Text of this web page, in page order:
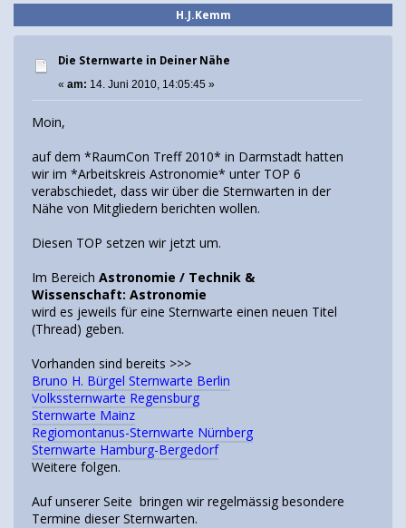
H.J.Kemm
Die Sternwarte in Deiner Nähe
« am: 14. Juni 2010, 14:05:45 »
Moin,
auf dem *RaumCon Treff 2010* in Darmstadt hatten
wir im *Arbeitskreis Astronomie* unter TOP 6
verabschiedet, dass wir über die Sternwarten in der
Nähe von Mitgliedern berichten wollen.
Diesen TOP setzen wir jetzt um.
Im Bereich Astronomie / Technik &
Wissenschaft: Astronomie
wird es jeweils für eine Sternwarte einen neuen Titel
(Thread) geben.
Vorhanden sind bereits >>>
Bruno H. Bürgel Sternwarte Berlin
Volkssternwarte Regensburg
Sternwarte Mainz
Regiomontanus-Sternwarte Nürnberg
Sternwarte Hamburg-Bergedorf
Weitere folgen.
Auf unserer Seite bringen wir regelmässig besondere
Termine dieser Sternwarten.